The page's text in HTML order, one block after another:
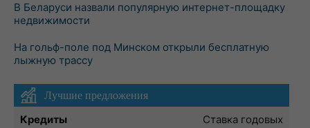
В Беларуси назвали популярную интернет-площадку
недвижимости
На гольф-поле под Минском открыли бесплатную
лыжную трассу
Лучшие предложения
Кредиты
Ставка годовых